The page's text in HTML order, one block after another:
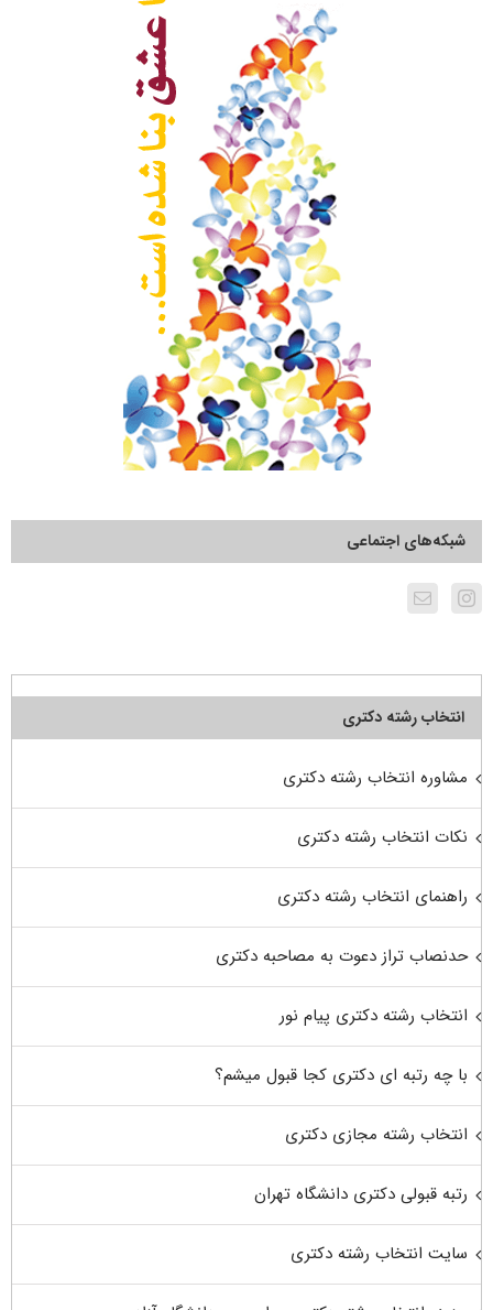
شبکه‌های اجتماعی
انتخاب رشته دکتری
مشاوره انتخاب رشته دکتری
نکات انتخاب رشته دکتری
راهنمای انتخاب رشته دکتری
حدنصاب تراز دعوت به مصاحبه دکتری
انتخاب رشته دکتری پیام نور
با چه رتبه ای دکتری کجا قبول میشم؟
انتخاب رشته مجازی دکتری
رتبه قبولی دکتری دانشگاه تهران
سایت انتخاب رشته دکتری